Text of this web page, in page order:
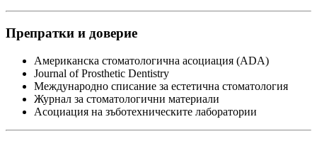
Препратки и доверие
Американска стоматологична асоциация (ADA)
Journal of Prosthetic Dentistry
Международно списание за естетична стоматология
Журнал за стоматологични материали
Асоциация на зъботехническите лаборатории